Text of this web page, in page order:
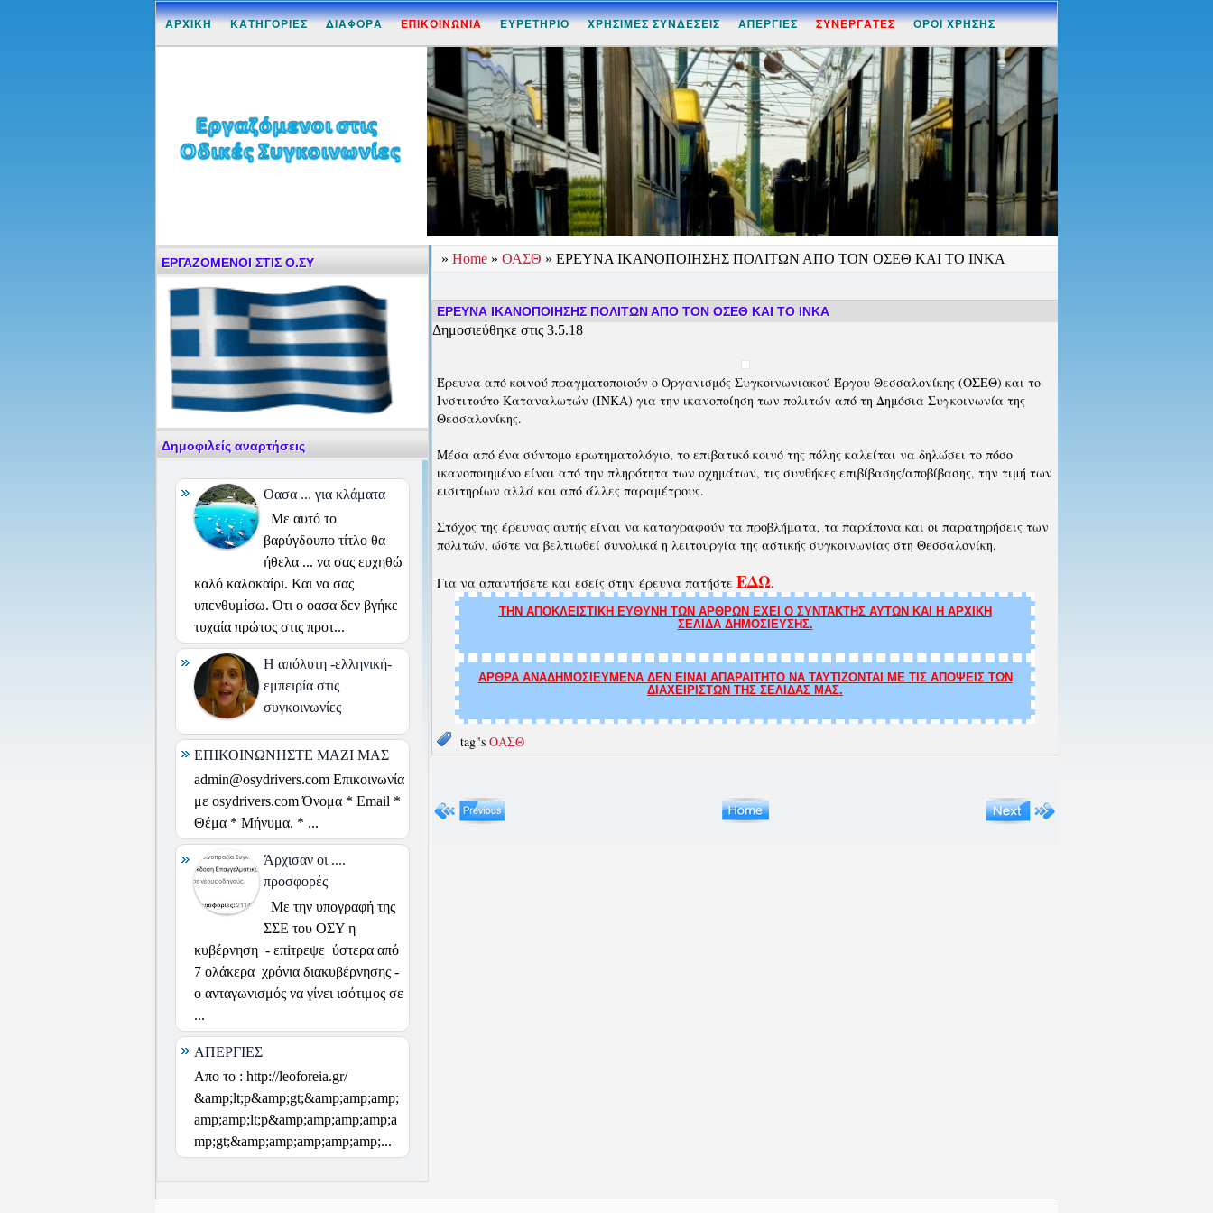
ΑΡΧΙΚΗ ΚΑΤΗΓΟΡΙΕΣ ΔΙΑΦΟΡΑ ΕΠΙΚΟΙΝΩΝΙΑ ΕΥΡΕΤΗΡΙΟ ΧΡΗΣΙΜΕΣ ΣΥΝΔΕΣΕΙΣ ΑΠΕΡΓΙΕΣ ΣΥΝΕΡΓΑΤΕΣ ΟΡΟΙ ΧΡΗΣΗΣ
» Home » ΟΑΣΘ » ΕΡΕΥΝΑ ΙΚΑΝΟΠΟΙΗΣΗΣ ΠΟΛΙΤΩΝ ΑΠΟ ΤΟΝ ΟΣΕΘ ΚΑΙ ΤΟ ΙΝΚΑ
ΕΡΕΥΝΑ ΙΚΑΝΟΠΟΙΗΣΗΣ ΠΟΛΙΤΩΝ ΑΠΟ ΤΟΝ ΟΣΕΘ ΚΑΙ ΤΟ ΙΝΚΑ
Δημοσιεύθηκε στις 3.5.18
Έρευνα από κοινού πραγματοποιούν ο Οργανισμός Συγκοινωνιακού Έργου Θεσσαλονίκης (ΟΣΕΘ) και το
Ινστιτούτο Καταναλωτών (ΙΝΚΑ) για την ικανοποίηση των πολιτών από τη Δημόσια Συγκοινωνία της
Θεσσαλονίκης.
Μέσα από ένα σύντομο ερωτηματολόγιο, το επιβατικό κοινό της πόλης καλείται να δηλώσει το πόσο
ικανοποιημένο είναι από την πληρότητα των οχημάτων, τις συνθήκες επιβίβασης/αποβίβασης, την τιμή των
εισιτηρίων αλλά και από άλλες παραμέτρους.
Στόχος της έρευνας αυτής είναι να καταγραφούν τα προβλήματα, τα παράπονα και οι παρατηρήσεις των
πολιτών, ώστε να βελτιωθεί συνολικά η λειτουργία της αστικής συγκοινωνίας στη Θεσσαλονίκη.
Για να απαντήσετε και εσείς στην έρευνα πατήστε ΕΔΩ.
ΤΗΝ ΑΠΟΚΛΕΙΣΤΙΚΗ ΕΥΘΥΝΗ ΤΩΝ ΑΡΘΡΩΝ ΕΧΕΙ Ο ΣΥΝΤΑΚΤΗΣ ΑΥΤΩΝ ΚΑΙ Η ΑΡΧΙΚΗ
ΣΕΛΙΔΑ ΔΗΜΟΣΙΕΥΣΗΣ.
ΑΡΘΡΑ ΑΝΑΔΗΜΟΣΙΕΥΜΕΝΑ ΔΕΝ ΕΙΝΑΙ ΑΠΑΡΑΙΤΗΤΟ ΝΑ ΤΑΥΤΙΖΟΝΤΑΙ ΜΕ ΤΙΣ ΑΠΟΨΕΙΣ ΤΩΝ
ΔΙΑΧΕΙΡΙΣΤΩΝ ΤΗΣ ΣΕΛΙΔΑΣ ΜΑΣ.
tag"s ΟΑΣΘ
ΕΡΓΑΖΟΜΕΝΟΙ ΣΤΙΣ Ο.ΣΥ
Δημοφιλείς αναρτήσεις
Οασα ... για κλάματα
Με αυτό το
βαρύγδουπο τίτλο θα
ήθελα ... να σας ευχηθώ
καλό καλοκαίρι. Και να σας
υπενθυμίσω. Ότι ο οασα δεν βγήκε
τυχαία πρώτος στις προτ...
H απόλυτη -ελληνική-
εμπειρία στις
συγκοινωνίες
ΕΠΙΚΟΙΝΩΝΗΣΤΕ ΜΑΖΙ ΜΑΣ
admin@osydrivers.com Επικοινωνία
με osydrivers.com Όνομα * Email *
Θέμα * Μήνυμα. * ...
Άρχισαν οι ....
προσφορές
Με την υπογραφή της
ΣΣΕ του ΟΣΥ η
κυβέρνηση - επiτρεψε ύστερα από
7 ολάκερα χρόνια διακυβέρνησης -
ο ανταγωνισμός να γίνει ισότιμος σε
...
ΑΠΕΡΓΙΕΣ
Απο το : http://leoforeia.gr/
&amp;lt;p&amp;gt;&amp;amp;amp;
amp;amp;lt;p&amp;amp;amp;amp;a
mp;gt;&amp;amp;amp;amp;amp;...